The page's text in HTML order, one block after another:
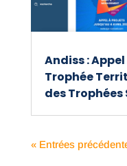
Andiss :
Trophée
des
« Entrées